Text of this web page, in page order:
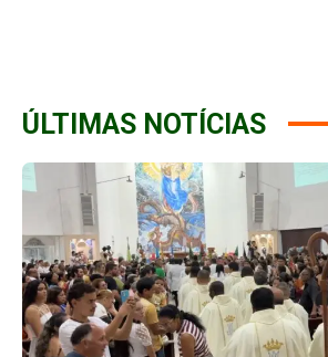
ÚLTIMAS NOTÍCIAS